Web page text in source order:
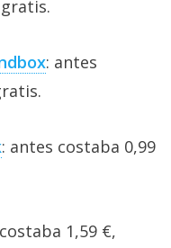
: antes
: antes costaba 0,99
1,59 €,